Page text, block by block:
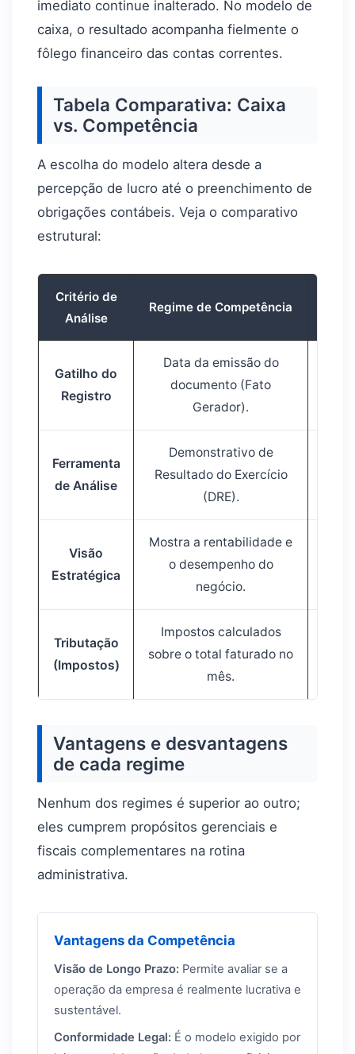
imediato continue inalterado. No modelo de
caixa, o resultado acompanha fielmente o
fôlego financeiro das contas correntes.
Tabela Comparativa: Caixa
vs. Competência
A escolha do modelo altera desde a
percepção de lucro até o preenchimento de
obrigações contábeis. Veja o comparativo
estrutural:
Critério de
Análise
Regime de Competência
Gatilho do
Registro
Data da emissão do
documento (Fato
Gerador).
Ferramenta
de Análise
Demonstrativo de
Resultado do Exercício
(DRE).
Visão
Estratégica
Mostra a rentabilidade e
o desempenho do
negócio.
Tributação
(Impostos)
Impostos calculados
sobre o total faturado no
mês.
Vantagens e desvantagens
de cada regime
Nenhum dos regimes é superior ao outro;
eles cumprem propósitos gerenciais e
fiscais complementares na rotina
administrativa.
Vantagens da Competência
Visão de Longo Prazo: Permite avaliar se a
operação da empresa é realmente lucrativa e
sustentável.
Conformidade Legal: É o modelo exigido por